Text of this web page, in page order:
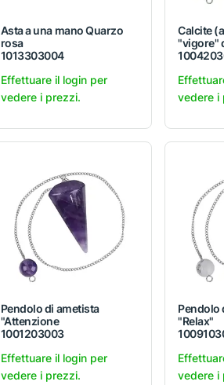
Asta a una mano Quarzo
rosa
1013303004
Effettuare il login per
vedere i prezzi.
Calcite
"vigore"
vedere i
Pendolo di ametista
"Attenzione
1001203003
Effettuare il login per
vedere i prezzi.
Pendolo
"Relax"
vedere i